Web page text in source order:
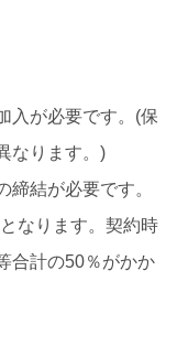
入が必要です。(保
なります。)
結が必要です。
なります。契約時
合計の50％がかか